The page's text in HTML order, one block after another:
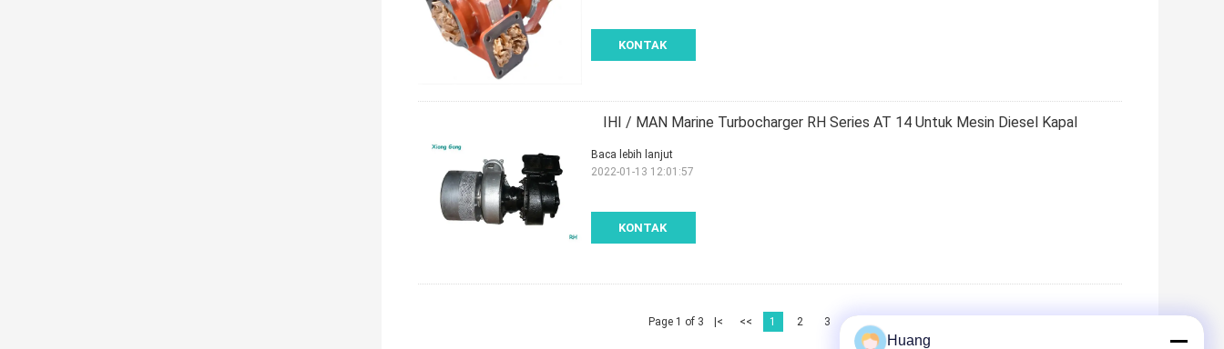
KONTAK
IHI / MAN Marine Turbocharger RH Series AT 14 Untuk Mesin Diesel Kapal
KONTAK
Baca lebih lanjut
2022-01-13 12:01:57
Page 1 of 3 |< << 1 2 3
Huang